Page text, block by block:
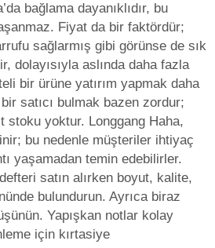
bağlama dayanıklıdır, bu
Fiyat da bir faktördür;
sağlarmış gibi görünse de sık
dolayısıyla aslında daha fazla
bir ürüne yatırım yapmak daha
satıcı bulmak bazen zordur;
stoku yoktur. Longgang Haha,
bu nedenle müşteriler ihtiyaç
yaşamadan temin edebilirler.
satın alırken boyut, kalite,
bulundurun. Ayrıca biraz
Yapışkan notlar kolay
için kırtasiye